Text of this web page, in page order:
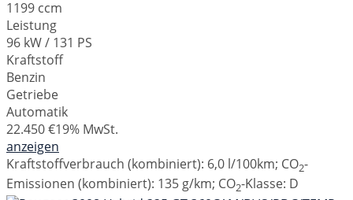
1199 ccm
Leistung
96 kW / 131 PS
Kraftstoff
Benzin
Getriebe
Automatik
22.450 €19% MwSt.
anzeigen
Kraftstoffverbrauch (kombiniert): 6,0 l/100km; CO2-
Emissionen (kombiniert): 135 g/km; CO2-Klasse: D